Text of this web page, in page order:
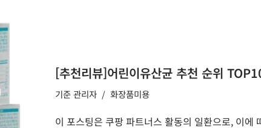
[추천리뷰]어린이유산균 추천 순위
기준관리자 화장품미용
이 포스팅은 쿠팡 파트너스 활동의 일환으로, 이